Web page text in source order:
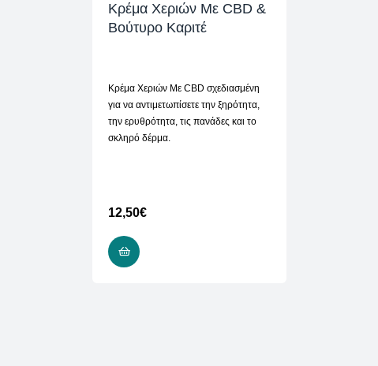
Κρέμα Χεριών Mε CBD &
Βούτυρο Καριτέ
Κρέμα Χεριών Mε CBD σχεδιασμένη
για να αντιμετωπίσετε την ξηρότητα,
την ερυθρότητα, τις πανάδες και το
σκληρό δέρμα.
12,50€